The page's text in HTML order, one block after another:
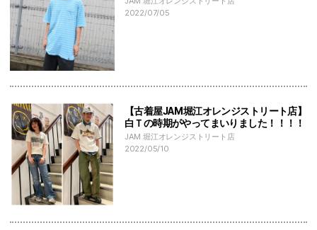
2022/07/05
【古着屋JAM堀江オレンジストリート店】
白Ｔの時期がやってまいりました！！！！
JAM 堀江オレンジストリート店
2022/05/10